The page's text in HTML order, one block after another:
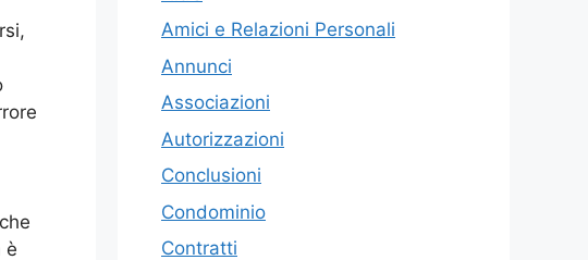
è
Amici e Relazioni Personali
Annunci
Associazioni
Autorizzazioni
Conclusioni
Condominio
Contratti